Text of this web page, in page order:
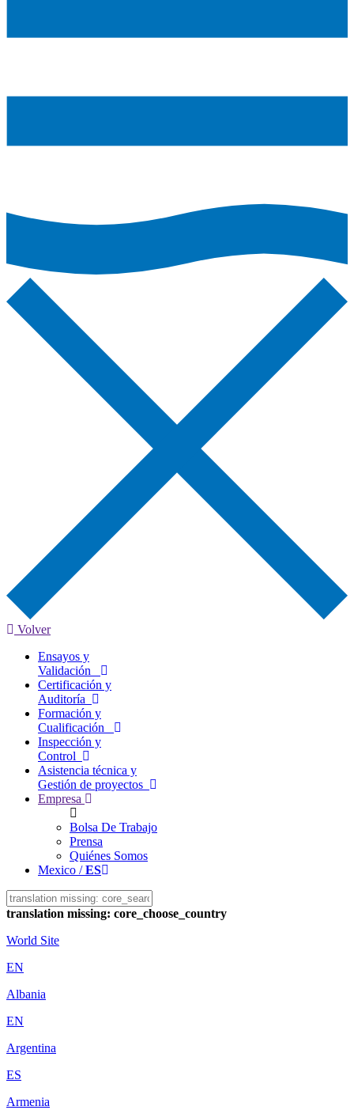
Volver
Ensayos y
Validación
Certificación y
Auditoría
Formación y
Cualificación
Inspección y
Control
Asistencia técnica y
Gestión de proyectos
Empresa
Bolsa De Trabajo
Prensa
Quiénes Somos
Mexico /ES
translation missing: core_choose_country
World Site
EN
Albania
EN
Argentina
ES
Armenia